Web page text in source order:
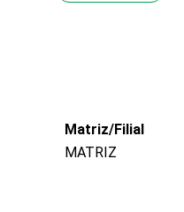
Matriz/Filial
MATRIZ